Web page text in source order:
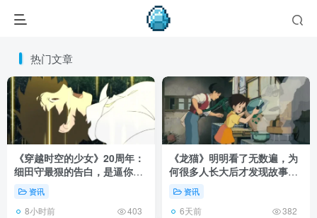
热门文章
《穿越时空的少女》20周年：
细田守最狠的告白，是逼你承
认有些夏天回不去了！
资讯
8小时前 403
《龙猫》明明看了无数遍，为
何很多人长大后才发现故事根
本不在 1988 年！
资讯
6天前 382